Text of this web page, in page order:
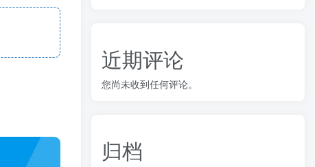
近期评论
您尚未收到任何评论。
归档